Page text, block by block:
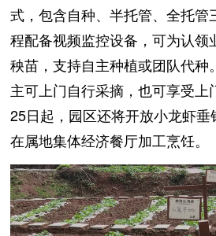
式，包含自种、半托管、全托管
程配备视频监控设备，可为认领
秧苗，支持自主种植或团队代种
主可上门自行采摘，也可享受上
25日起，园区还将开放小龙虾
在属地集体经济餐厅加工烹饪。